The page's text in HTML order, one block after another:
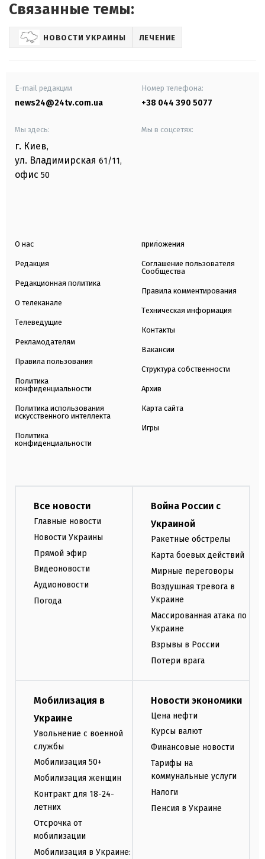
Связанные темы:
НОВОСТИ УКРАИНЫ ЛЕЧЕНИЕ
E-mail редакции
news24@24tv.com.ua
Номер телефона:
+38 044 390 5077
Мы здесь:
г. Киев,
ул. Владимирская 61/11,
офис 50
Мы в соцсетях:
О нас
Редакция
Редакционная политика
О телеканале
Телеведущие
Рекламодателям
Правила пользования
Политика
конфиденциальности
Политика использования
искусственного интеллекта
Политика
конфиденциальности
приложения
Соглашение пользователя
Сообщества
Правила комментирования
Техническая информация
Контакты
Вакансии
Структура собственности
Архив
Карта сайта
Игры
Все новости
Главные новости
Новости Украины
Прямой эфир
Видеоновости
Аудионовости
Погода
Война России с
Украиной
Ракетные обстрелы
Карта боевых действий
Мирные переговоры
Воздушная тревога в
Украине
Массированная атака по
Украине
Взрывы в России
Потери врага
Мобилизация в
Украине
Увольнение с военной
службы
Мобилизация 50+
Мобилизация женщин
Контракт для 18-24-
летних
Отсрочка от
мобилизации
Мобилизация в Украине:
Новости экономики
Цена нефти
Курсы валют
Финансовые новости
Тарифы на
коммунальные услуги
Налоги
Пенсия в Украине